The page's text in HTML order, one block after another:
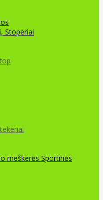
Stoperiai
meškerės Sportinės